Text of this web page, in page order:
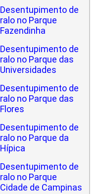
Desentupimento de
ralo no Parque
Fazendinha
Desentupimento de
ralo no Parque das
Universidades
Desentupimento de
ralo no Parque das
Flores
Desentupimento de
ralo no Parque da
Hípica
Desentupimento de
ralo no Parque
Cidade de Campinas